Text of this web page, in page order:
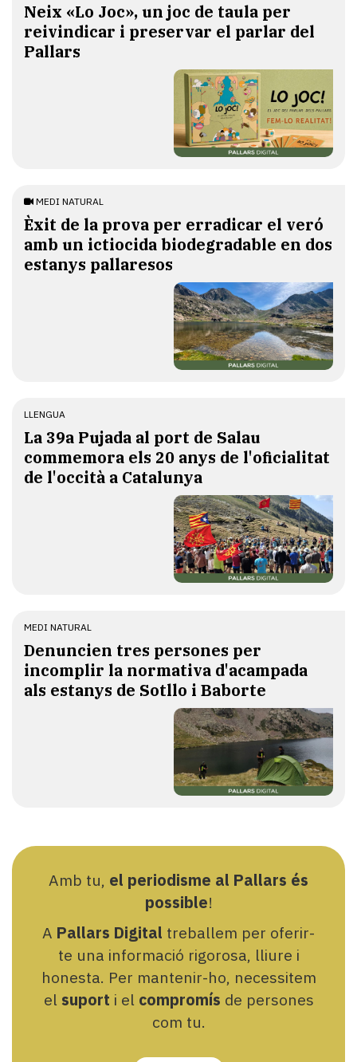
​Neix «Lo Joc», un joc de taula per
reivindicar i preservar el parlar del
Pallars
MEDI NATURAL
Èxit de la prova per erradicar el veró
amb un ictiocida biodegradable en dos
estanys pallaresos
LLENGUA
​La 39a Pujada al port de Salau
commemora els 20 anys de l'oficialitat
de l'occità a Catalunya
MEDI NATURAL
Denuncien tres persones per
incomplir la normativa d'acampada
als estanys de Sotllo i Baborte
Amb tu, el periodisme al Pallars és
possible!
A Pallars Digital treballem per oferir-
te una informació rigorosa, lliure i
honesta. Per mantenir-ho, necessitem
el suport i el compromís de persones
com tu.